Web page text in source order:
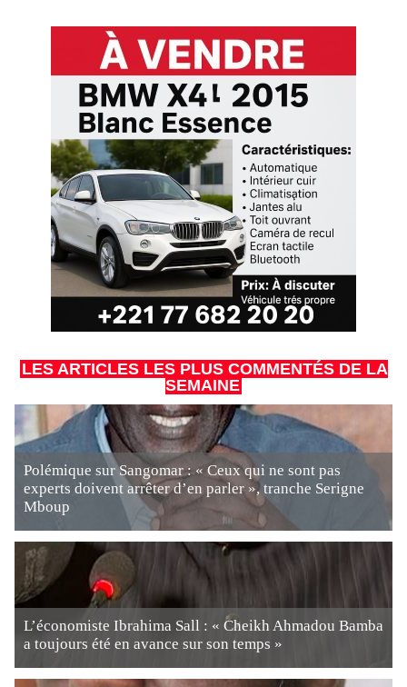
LES ARTICLES LES PLUS COMMENTÉS DE LA
SEMAINE
Polémique sur Sangomar : « Ceux qui ne sont pas
experts doivent arrêter d’en parler », tranche Serigne
Mboup
L’économiste Ibrahima Sall : « Cheikh Ahmadou Bamba
a toujours été en avance sur son temps »